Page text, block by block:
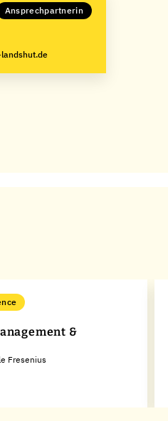
Ansprechpartnerin
&
Fresenius